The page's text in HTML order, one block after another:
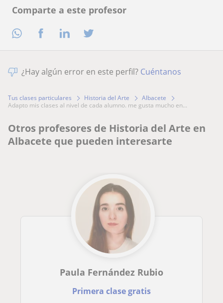
Comparte a este profesor
¿Hay algún error en este perfil? Cuéntanos
Tus clases particulares Historia del Arte
Albacete
adapto mis clases al nivel de cada alumno. me gusta mucho en...
Otros profesores de Historia del Arte en
Albacete que pueden interesarte
Paula Fernández Rubio
Primera clase gratis